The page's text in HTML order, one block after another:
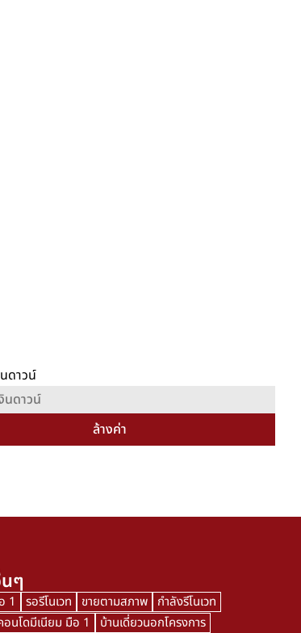
ดาวน์
ล้างค่า
ๆ
1 รอรีโนเวท ขายตามสภาพ กำลังรีโนเวท
อนโดมีเนียม มือ 1 บ้านเดี่ยวนอกโครงการ